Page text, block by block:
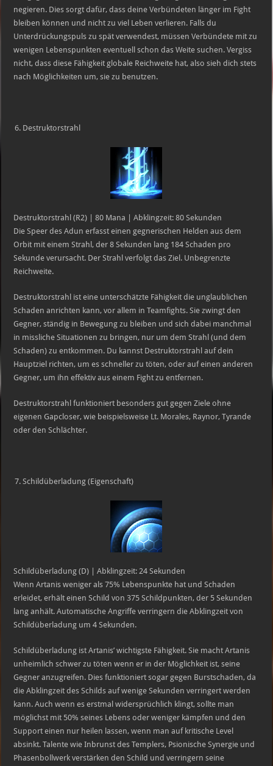
negieren. Dies sorgt dafür, dass deine Verbündeten länger im Fight
bleiben können und nicht zu viel Leben verlieren. Falls du
Unterdrückungspuls zu spät verwendest, müssen Verbündete mit zu
wenigen Lebenspunkten eventuell schon das Weite suchen. Vergiss
nicht, dass diese Fähigkeit globale Reichweite hat, also sieh dich stets
nach Möglichkeiten um, sie zu benutzen.
Destruktorstrahl
Destruktorstrahl (R2) | 80 Mana | Abklingzeit: 80 Sekunden
Die Speer des Adun erfasst einen gegnerischen Helden aus dem
Orbit mit einem Strahl, der 8 Sekunden lang 184 Schaden pro
Sekunde verursacht. Der Strahl verfolgt das Ziel. Unbegrenzte
Reichweite.
Destruktorstrahl ist eine unterschätzte Fähigkeit die unglaublichen
Schaden anrichten kann, vor allem in Teamfights. Sie zwingt den
Gegner, ständig in Bewegung zu bleiben und sich dabei manchmal
in missliche Situationen zu bringen, nur um dem Strahl (und dem
Schaden) zu entkommen. Du kannst Destruktorstrahl auf dein
Hauptziel richten, um es schneller zu töten, oder auf einen anderen
Gegner, um ihn effektiv aus einem Fight zu entfernen.
Destruktorstrahl funktioniert besonders gut gegen Ziele ohne
eigenen Gapcloser, wie beispielsweise Lt. Morales, Raynor, Tyrande
oder den Schlächter.
Schildüberladung (Eigenschaft)
Schildüberladung (D) | Abklingzeit: 24 Sekunden
Wenn Artanis weniger als 75% Lebenspunkte hat und Schaden
erleidet, erhält einen Schild von 375 Schildpunkten, der 5 Sekunden
lang anhält. Automatische Angriffe verringern die Abklingzeit von
Schildüberladung um 4 Sekunden.
Schildüberladung ist Artanis’ wichtigste Fähigkeit. Sie macht Artanis
unheimlich schwer zu töten wenn er in der Möglichkeit ist, seine
Gegner anzugreifen. Dies funktioniert sogar gegen Burstschaden, da
die Abklingzeit des Schilds auf wenige Sekunden verringert werden
kann. Auch wenn es erstmal widersprüchlich klingt, sollte man
möglichst mit 50% seines Lebens oder weniger kämpfen und den
Support einen nur heilen lassen, wenn man auf kritische Level
absinkt. Talente wie Inbrunst des Templers, Psionische Synergie und
Phasenbollwerk verstärken den Schild und verringern seine